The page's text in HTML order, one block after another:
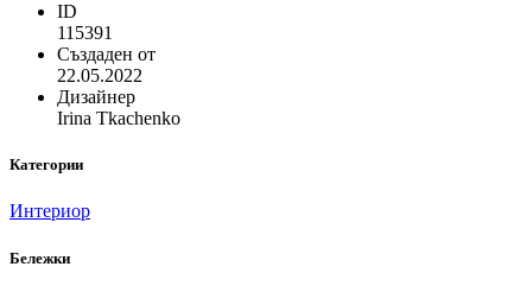
ID
115391
Създаден от
22.05.2022
Дизайнер
Irina Tkachenko
Категории
Интериор
Бележки